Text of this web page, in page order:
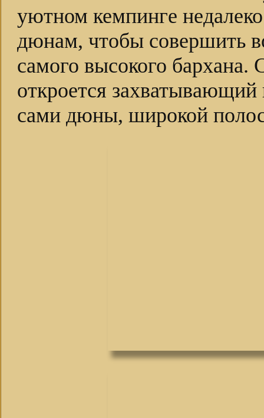
уютном кемпинге
дюнам, чтобы совершить
самого высокого
откроется
сами дюны, широкой